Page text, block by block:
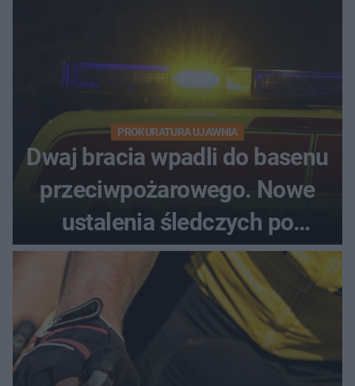
PROKURATURA UJAWNIA
Dwaj bracia wpadli do basenu
przeciwpożarowego. Nowe
ustalenia śledczych po
dramatycznej akcji